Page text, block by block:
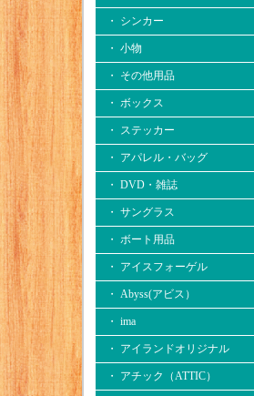
・ シンカー
・ 小物
・ その他用品
・ ボックス
・ ステッカー
・ アパレル・バッグ
・ DVD・雑誌
・ サングラス
・ ボート用品
・ アイスフォーゲル
・ Abyss(アビス）
・ ima
・ アイランドオリジナル
・ アチック（ATTIC）